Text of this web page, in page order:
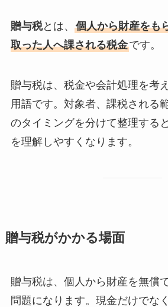
贈与税とは、 個人から財産をも
取った人へ課される税金です。
贈与税は、税金や会計処理を考
用語です。対象者、課税される
のタイミングを分けて整理する
を理解しやすくなります。
贈与税がかかる場面
贈与税は、個人から財産を無償
問題になります。現金だけでな